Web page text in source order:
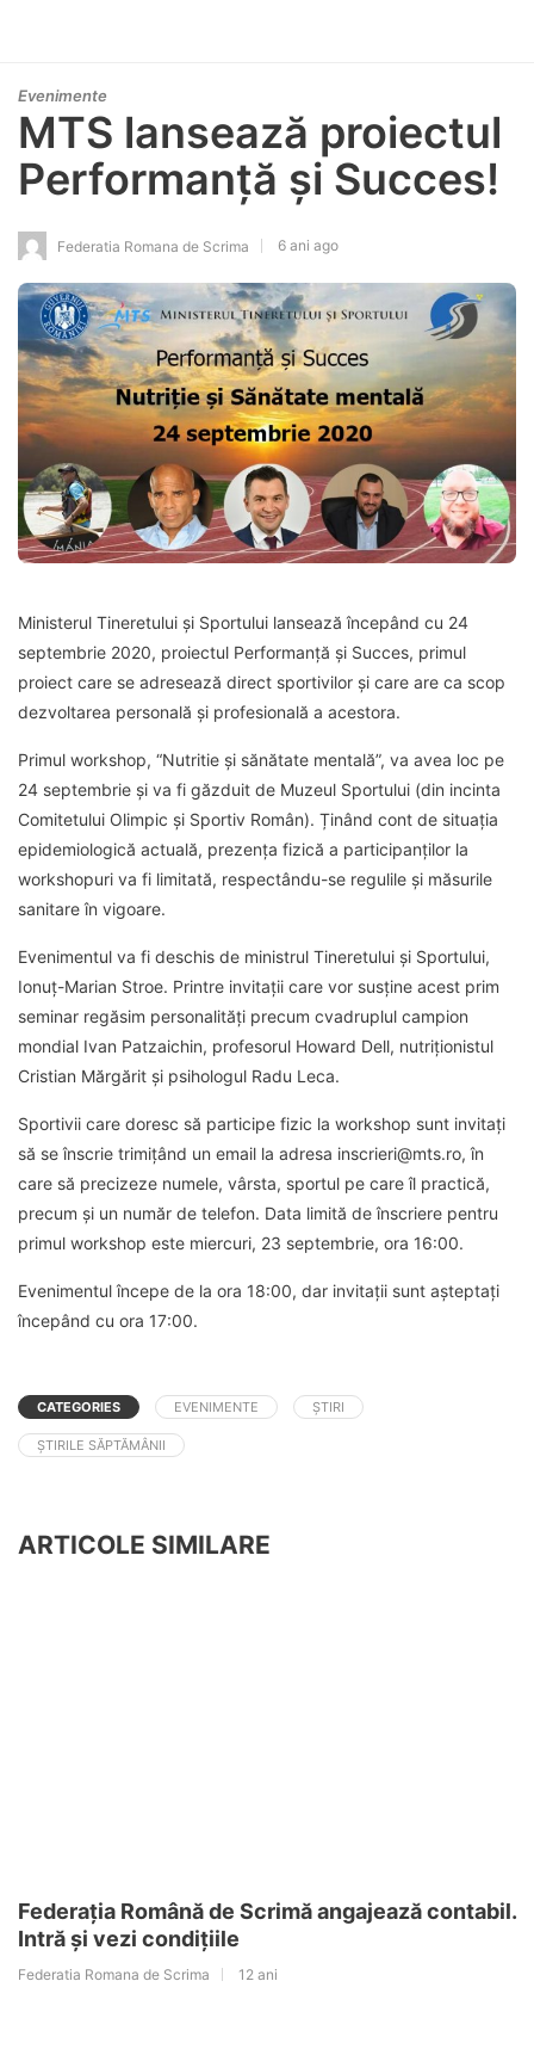
Evenimente
MTS lansează proiectul
Performanță și Succes!
Federatia Romana de Scrima 6 ani ago
Ministerul Tineretului și Sportului lansează începând cu 24
septembrie 2020, proiectul Performanță și Succes, primul
proiect care se adresează direct sportivilor și care are ca scop
dezvoltarea personală și profesională a acestora.
Primul workshop, “Nutritie și sănătate mentală”, va avea loc pe
24 septembrie și va fi găzduit de Muzeul Sportului (din incinta
Comitetului Olimpic și Sportiv Român). Ținând cont de situația
epidemiologică actuală, prezența fizică a participanților la
workshopuri va fi limitată, respectându-se regulile și măsurile
sanitare în vigoare.
Evenimentul va fi deschis de ministrul Tineretului și Sportului,
Ionuț-Marian Stroe. Printre invitații care vor susține acest prim
seminar regăsim personalități precum cvadruplul campion
mondial Ivan Patzaichin, profesorul Howard Dell, nutriționistul
Cristian Mărgărit și psihologul Radu Leca.
Sportivii care doresc să participe fizic la workshop sunt invitați
să se înscrie trimițând un email la adresa inscrieri@mts.ro, în
care să precizeze numele, vârsta, sportul pe care îl practică,
precum și un număr de telefon. Data limită de înscriere pentru
primul workshop este miercuri, 23 septembrie, ora 16:00.
Evenimentul începe de la ora 18:00, dar invitații sunt așteptați
începând cu ora 17:00.
CATEGORIES EVENIMENTE ȘTIRI
ȘTIRILE SĂPTĂMÂNII
ARTICOLE SIMILARE
Federația Română de Scrimă angajează contabil.
Intră și vezi condițiile
Federatia Romana de Scrima 12 ani